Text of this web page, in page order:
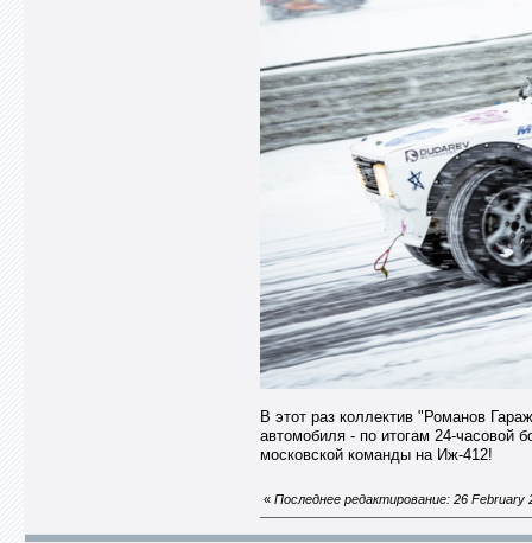
В этот раз коллектив "Романов
автомобиля - по итогам 24-часовой
московской команды на Иж-412!
« Последнее редактирование: 26 February